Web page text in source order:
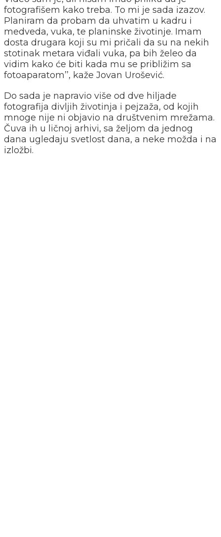
fotografišem kako treba. To mi je sada izazov.
Planiram da probam da uhvatim u kadru i
medveda, vuka, te planinske životinje. Imam
dosta drugara koji su mi pričali da su na nekih
stotinak metara viđali vuka, pa bih želeo da
vidim kako će biti kada mu se približim sa
fotoaparatom’’, kaže Jovan Urošević.
Do sada je napravio više od dve hiljade
fotografija divljih životinja i pejzaža, od kojih
mnoge nije ni objavio na društvenim mrežama.
Čuva ih u ličnoj arhivi, sa željom da jednog
dana ugledaju svetlost dana, a neke možda i na
izložbi.